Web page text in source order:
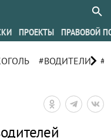
ПРОЕКТЫ ПРАВОВОЙ
#ВОДИТЕЛИchevron_right